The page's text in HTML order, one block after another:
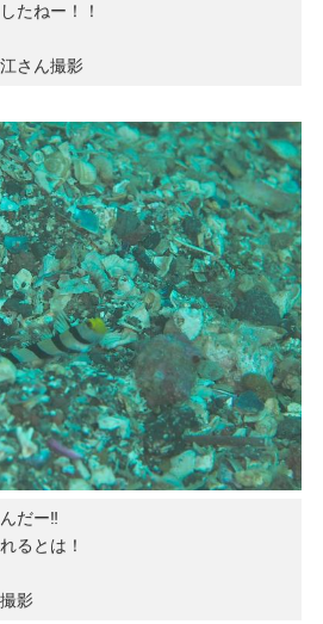
たねー！！
さん撮影
だー‼︎
るとは！
影